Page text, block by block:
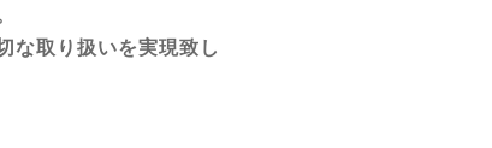
な取り扱いを実現致し